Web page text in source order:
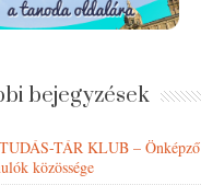
bejegyzések
TÁR KLUB – Önképző
közössége